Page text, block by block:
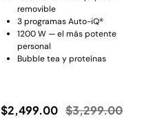
removible
3 programas Auto-iQ®
1200 W — el más potente
personal
Bubble tea y proteínas
$2,499.00 Precio
$3,299.00a